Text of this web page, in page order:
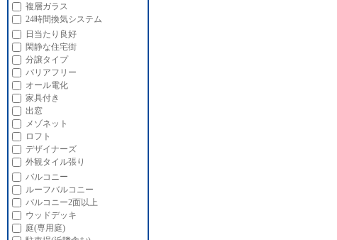
複層ガラス
24時間換気システム
日当たり良好
閑静な住宅街
分譲タイプ
バリアフリー
オール電化
家具付き
出窓
メゾネット
ロフト
デザイナーズ
外観タイル張り
バルコニー
ルーフバルコニー
バルコニー2面以上
ウッドデッキ
庭(専用庭)